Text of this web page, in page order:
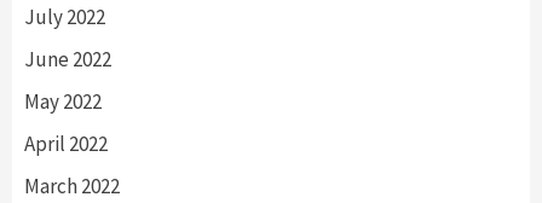
July 2022
June 2022
May 2022
April 2022
March 2022